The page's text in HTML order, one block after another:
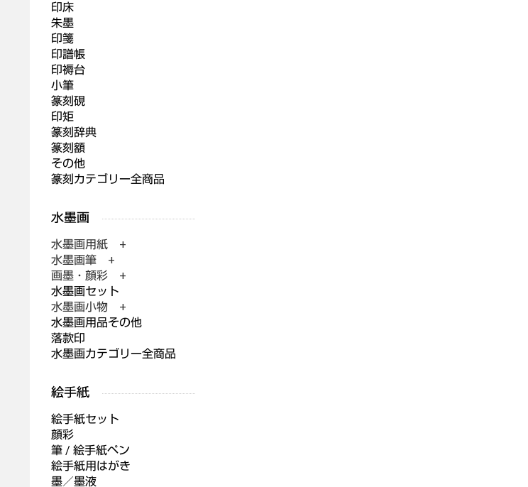
印床
朱墨
印箋
印譜帳
印褥台
小筆
篆刻硯
印矩
篆刻辞典
篆刻額
その他
篆刻カテゴリー全商品
水墨画用紙 +
水墨画筆 +
画墨・顔彩 +
水墨画セット
水墨画小物 +
水墨画用品その他
落款印
水墨画カテゴリー全商品
絵手紙セット
顔彩
筆 / 絵手紙ペン
絵手紙用はがき
墨／墨液